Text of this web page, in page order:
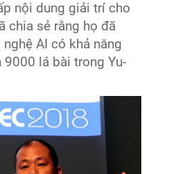
nội dung giải trí cho
chia sẻ rằng họ đã
AI có khả năng
lá bài trong Yu-